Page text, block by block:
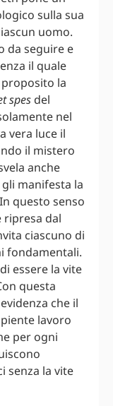
sulla sua
uomo.
da seguire e
il quale
proposito la
spes del
nel
vera luce il
il mistero
anche
manifesta la
questo senso
ripresa dal
ciascuno di
fondamentali.
essere la vite
questa
che il
lavoro
per ogni
senza la vite